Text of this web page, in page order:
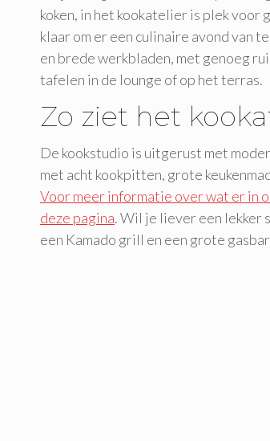
koken, in het kookatelier is plek
klaar om er een culinaire avond van
en brede werkbladen, met genoeg
tafelen in de lounge of op het terras.
Zo ziet het
De kookstudio is uitgerust met
met acht kookpitten, grote
Voor meer informatie over wat er in
deze pagina. Wil je liever een lekker
een Kamado grill en een grote